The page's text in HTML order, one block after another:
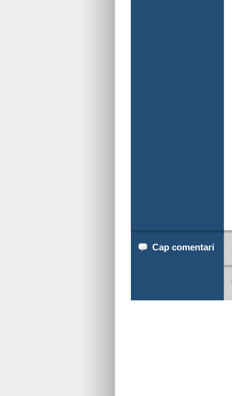
Cap comentari